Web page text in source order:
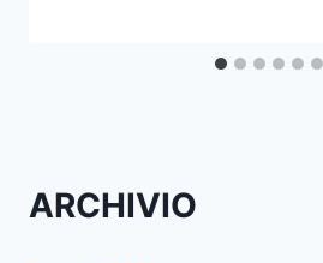
ARCHIVIO